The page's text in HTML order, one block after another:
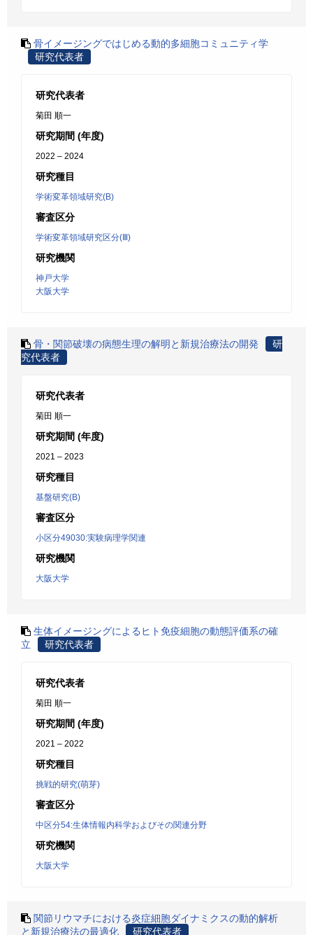
骨イメージングではじめる動的多細胞コミュニティ学
研究代表者
研究代表者
菊田 順一
研究期間 (年度)
2022 – 2024
研究種目
学術変革領域研究(B)
審査区分
学術変革領域研究区分(Ⅲ)
研究機関
神戸大学
大阪大学
骨・関節破壊の病態生理の解明と新規治療法の開発
研
究代表者
研究代表者
菊田 順一
研究期間 (年度)
2021 – 2023
研究種目
基盤研究(B)
審査区分
小区分49030:実験病理学関連
研究機関
大阪大学
生体イメージングによるヒト免疫細胞の動態評価系の確
立
研究代表者
研究代表者
菊田 順一
研究期間 (年度)
2021 – 2022
研究種目
挑戦的研究(萌芽)
審査区分
中区分54:生体情報内科学およびその関連分野
研究機関
大阪大学
関節リウマチにおける炎症細胞ダイナミクスの動的解析
と新規治療法の最適化
研究代表者